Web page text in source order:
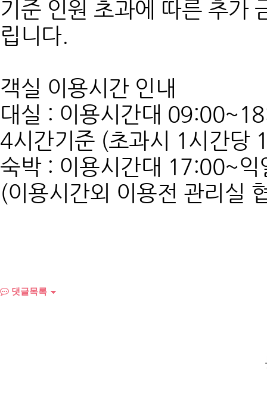
기준 인원 초과에 따른 추가
립니다.
객실 이용시간 인내
대실 : 이용시간대
4시간기준 (초과시 1시간당
숙박 : 이용시간대 17:00~
(이용시간외 이용전 관리실
댓글목록